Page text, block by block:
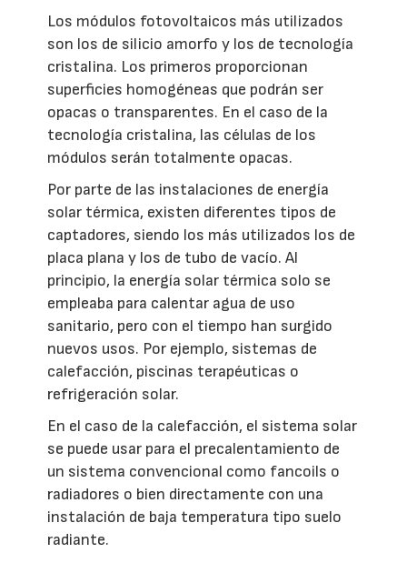
Los módulos fotovoltaicos más utilizados
son los de silicio amorfo y los de tecnología
cristalina. Los primeros proporcionan
superficies homogéneas que podrán ser
opacas o transparentes. En el caso de la
tecnología cristalina, las células de los
módulos serán totalmente opacas.
Por parte de las instalaciones de energía
solar térmica, existen diferentes tipos de
captadores, siendo los más utilizados los de
placa plana y los de tubo de vacío. Al
principio, la energía solar térmica solo se
empleaba para calentar agua de uso
sanitario, pero con el tiempo han surgido
nuevos usos. Por ejemplo, sistemas de
calefacción, piscinas terapéuticas o
refrigeración solar.
En el caso de la calefacción, el sistema solar
se puede usar para el precalentamiento de
un sistema convencional como fancoils o
radiadores o bien directamente con una
instalación de baja temperatura tipo suelo
radiante.